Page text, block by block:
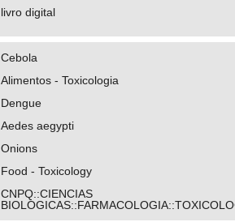
livro digital
Cebola
Alimentos - Toxicologia
Dengue
Aedes aegypti
Onions
Food - Toxicology
CNPQ::CIENCIAS